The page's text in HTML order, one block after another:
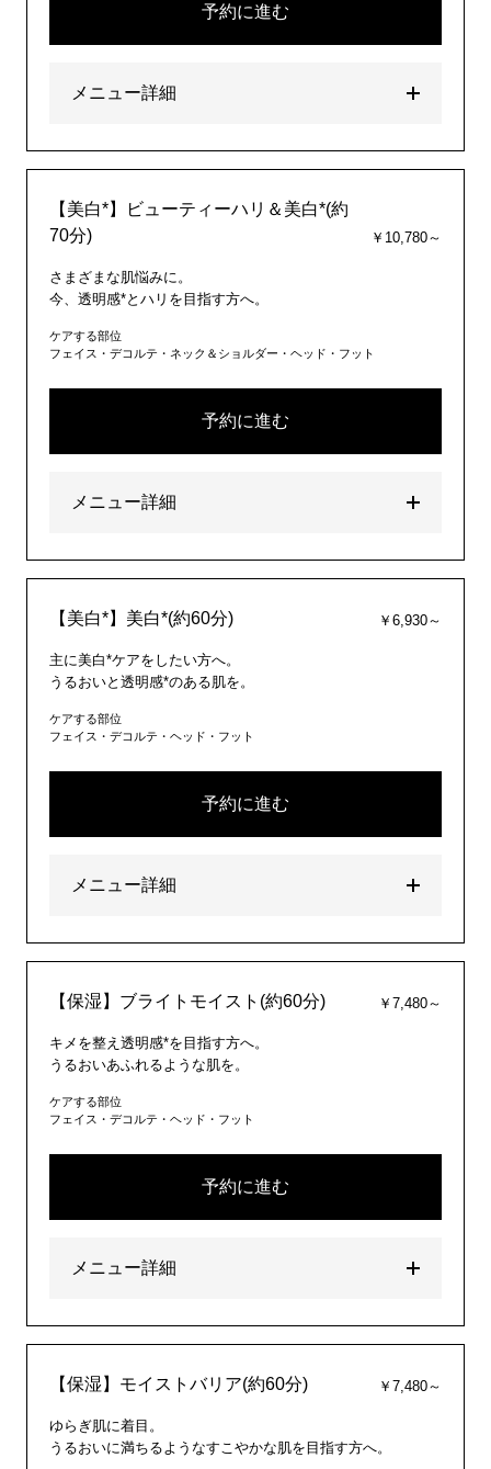
予約に進む
メニュー詳細
【美白*】ビューティーハリ＆美白*(約
70分)
￥10,780～
さまざまな肌悩みに。
今、透明感*とハリを目指す方へ。
ケアする部位
フェイス・デコルテ・ネック＆ショルダー・ヘッド・フット
予約に進む
メニュー詳細
【美白*】美白*(約60分) ￥6,930～
主に美白*ケアをしたい方へ。
うるおいと透明感*のある肌を。
ケアする部位
フェイス・デコルテ・ヘッド・フット
予約に進む
メニュー詳細
【保湿】ブライトモイスト(約60分) ￥7,480～
キメを整え透明感*を目指す方へ。
うるおいあふれるような肌を。
ケアする部位
フェイス・デコルテ・ヘッド・フット
予約に進む
メニュー詳細
【保湿】モイストバリア(約60分) ￥7,480～
ゆらぎ肌に着目。
うるおいに満ちるようなすこやかな肌を目指す方へ。